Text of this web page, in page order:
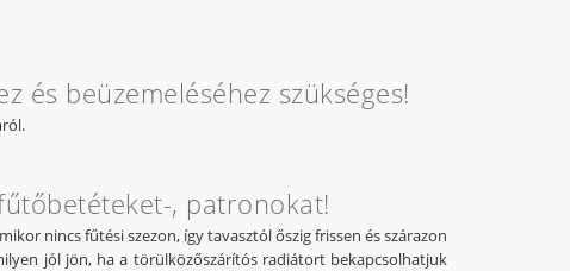
és beüzemeléséhez szükséges!
, patronokat!
nincs fűtési szezon, így tavasztól őszig frissen és szárazon
jól jön, ha a törülközőszárítós radiátort bekapcsolhatjuk